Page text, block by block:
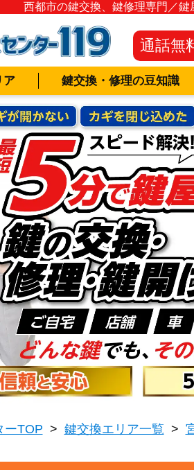
西都市の鍵交換、鍵修理専門／鍵
通話無
ア 鍵交換・修理の豆知識
ーTOP > 鍵交換エリア一覧 >